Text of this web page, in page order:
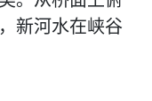
新河水在峡谷